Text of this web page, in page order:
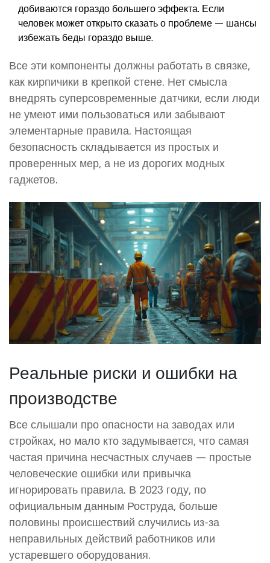
добиваются гораздо большего эффекта. Если
человек может открыто сказать о проблеме — шансы
избежать беды гораздо выше.
Все эти компоненты должны работать в связке,
как кирпичики в крепкой стене. Нет смысла
внедрять суперсовременные датчики, если люди
не умеют ими пользоваться или забывают
элементарные правила. Настоящая
безопасность складывается из простых и
проверенных мер, а не из дорогих модных
гаджетов.
Реальные риски и ошибки на
производстве
Все слышали про опасности на заводах или
стройках, но мало кто задумывается, что самая
частая причина несчастных случаев — простые
человеческие ошибки или привычка
игнорировать правила. В 2023 году, по
официальным данным Роструда, больше
половины происшествий случились из-за
неправильных действий работников или
устаревшего оборудования.